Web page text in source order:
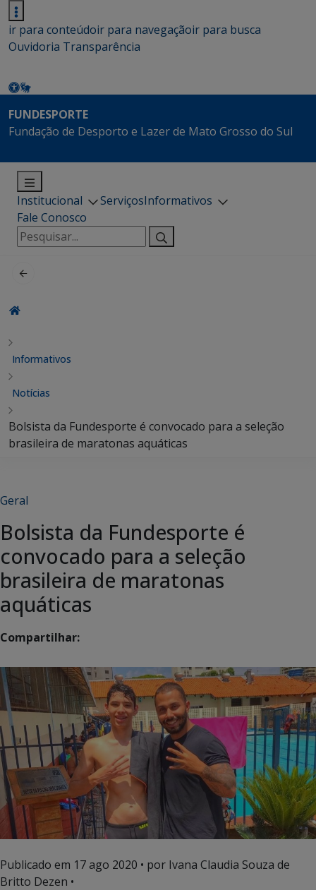
ir para conteúdoir para navegaçãoir para busca
Ouvidoria Transparência
FUNDESPORTE
Fundação de Desporto e Lazer de Mato Grosso do Sul
Institucional ServiçosInformativos
Fale Conosco
Pesquisar
por:
Informativos
Notícias
Bolsista da Fundesporte é convocado para a seleção
brasileira de maratonas aquáticas
Geral
Bolsista da Fundesporte é
convocado para a seleção
brasileira de maratonas
aquáticas
Compartilhar:
Publicado em 17 ago 2020 • por Ivana Claudia Souza de
Britto Dezen •